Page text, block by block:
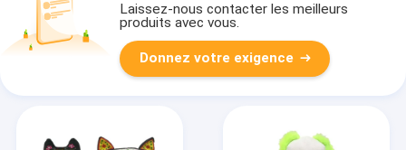
Laissez-nous contacter les meilleurs
produits avec vous.
Donnez votre exigence